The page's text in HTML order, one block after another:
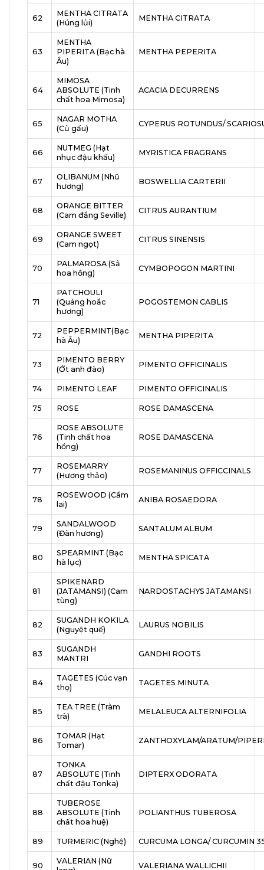
62
MENTHA CITRATA
(Húng lủi)
MENTHA CITRATA
63
MENTHA
PIPERITA (Bạc hà
Âu)
MENTHA PEPERITA
64
MIMOSA
ABSOLUTE (Tinh
chất hoa Mimosa)
ACACIA DECURRENS
65
NAGAR MOTHA
(Củ gấu)
CYPERUS ROTUNDUS/
66
NUTMEG (Hạt
nhục đậu khấu)
MYRISTICA FRAGRANS
67
OLIBANUM (Nhũ
hương)
BOSWELLIA CARTERII
68
ORANGE BITTER
(Cam đắng Seville)
CITRUS AURANTIUM
69
ORANGE SWEET
(Cam ngọt)
CITRUS SINENSIS
70
PALMAROSA (Sả
hoa hồng)
CYMBOPOGON MARTINI
71
PATCHOULI
(Quảng hoắc
hương)
POGOSTEMON CABLIS
72
PEPPERMINT(Bạc
hà Âu)
MENTHA PIPERITA
73
PIMENTO BERRY
(Ớt anh đào)
PIMENTO OFFICINALIS
74 PIMENTO LEAF PIMENTO OFFICINALIS
75 ROSE ROSE DAMASCENA
76
ROSE ABSOLUTE
(Tinh chất hoa
hồng)
ROSE DAMASCENA
77
ROSEMARRY
(Hương thảo)
ROSEMANINUS OFFICCINALS
78
ROSEWOOD (Cẩm
lai)
ANIBA ROSAEDORA
79
SANDALWOOD
(Đàn hương)
SANTALUM ALBUM
80
SPEARMINT (Bạc
hà lục)
MENTHA SPICATA
81
SPIKENARD
(JATAMANSI) (Cam
tùng)
NARDOSTACHYS JATAMANSI
82
SUGANDH KOKILA
(Nguyệt quế)
LAURUS NOBILIS
83
SUGANDH
MANTRI
GANDHI ROOTS
84
TAGETES (Cúc vạn
thọ)
TAGETES MINUTA
85
TEA TREE (Tràm
trà)
MELALEUCA ALTERNIFOLIA
86
TOMAR (Hạt
Tomar)
ZANTHOXYLAM/ARATUM/
87
TONKA
ABSOLUTE (Tinh
chất đậu Tonka)
DIPTERX ODORATA
88
TUBEROSE
ABSOLUTE (Tinh
chất hoa huệ)
POLIANTHUS TUBEROSA
89 TURMERIC (Nghệ) CURCUMA LONGA/ CURCUMIN
90
VALERIAN (Nữ
VALERIANA WALLICHII